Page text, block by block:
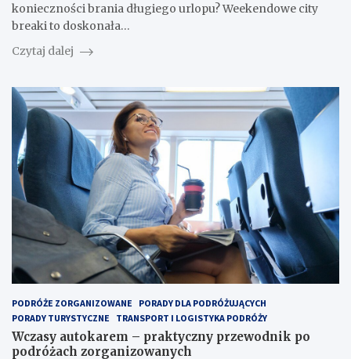
konieczności brania długiego urlopu? Weekendowe city
breaki to doskonała…
Czytaj dalej
PODRÓŻE ZORGANIZOWANE
PORADY DLA PODRÓŻUJĄCYCH
PORADY TURYSTYCZNE
TRANSPORT I LOGISTYKA PODRÓŻY
Wczasy autokarem – praktyczny przewodnik po
podróżach zorganizowanych